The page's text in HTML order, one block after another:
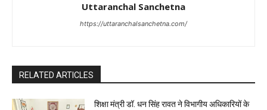
Uttaranchal Sanchetna
https://uttaranchalsanchetna.com/
RELATED ARTICLES
शिक्षा मंत्री डॉ. धन सिंह रावत ने विभागीय अधिकारियों के